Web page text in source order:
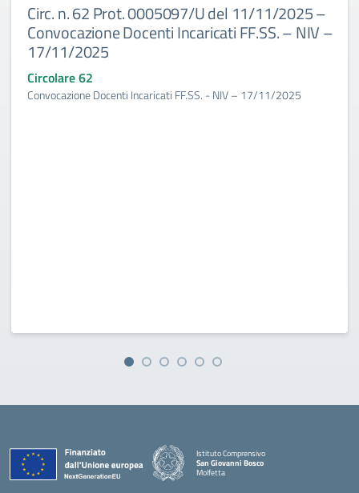
Circ. n. 62 Prot. 0005097/U del 11/11/2025 –
Convocazione Docenti Incaricati FF.SS. – NIV –
17/11/2025
Circolare 62
Convocazione Docenti Incaricati FF.SS. - NIV – 17/11/2025
Istituto Comprensivo
San Giovanni Bosco
Molfetta